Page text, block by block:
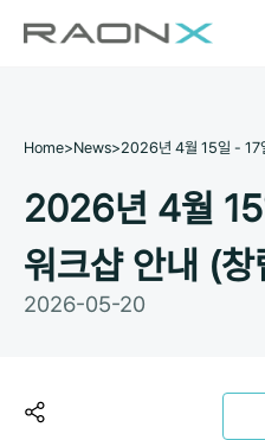
Home>News>2026년 4월 15일 - 17
2026년 4월 15
워크샵 안내 (
2026-05-20